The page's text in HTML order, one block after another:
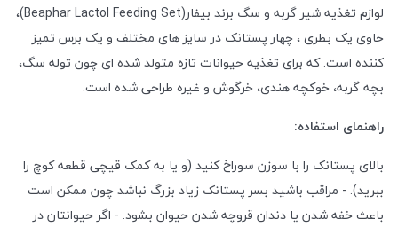
لوازم تغذیه شیر گربه و سگ برند بیفار(Beaphar Lactol Feeding Set)،
حاوی یک بطری ، چهار پستانک در سایز های مختلف و یک برس تمیز
کننده است. که برای تغذیه حیوانات تازه متولد شده ای چون توله سگ،
بچه گربه، خوکچه هندی، خرگوش و غیره طراحی شده است.
راهنمای استفاده:
بالای پستانک را با سوزن سوراخ کنید (و یا به کمک قیچی قطعه کوچ را
ببرید). - مراقب باشید بسر پستانک زیاد بزرگ نباشد چون ممکن است
باعث خفه شدن یا دندان قروچه شدن حیوان بشود. - اگر حیوانتان در